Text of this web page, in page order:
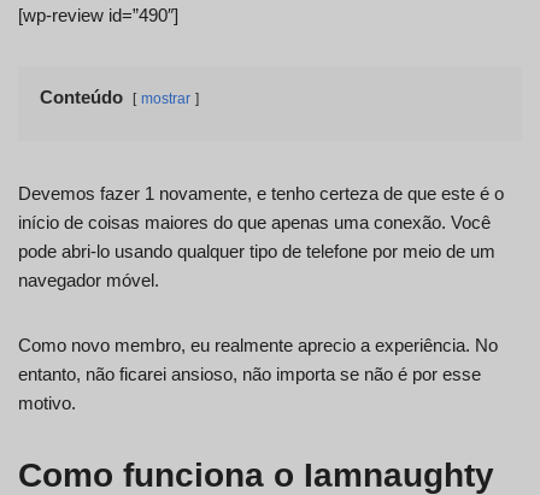
[wp-review id=”490″]
Conteúdo mostrar
Devemos fazer 1 novamente, e tenho certeza de que este é o
início de coisas maiores do que apenas uma conexão. Você
pode abri-lo usando qualquer tipo de telefone por meio de um
navegador móvel.
Como novo membro, eu realmente aprecio a experiência. No
entanto, não ficarei ansioso, não importa se não é por esse
motivo.
Como funciona o Iamnaughty